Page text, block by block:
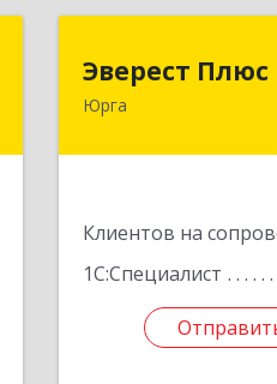
Эверест Плюс
Юрга
Клиентов на
1С:Специалист